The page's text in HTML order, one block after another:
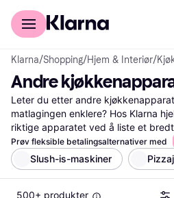
For kunder
Klarna/Shopping/Hjem & Interiør/
Andre
Leter du etter andre
matlagingen enklere? Hos Klarna
riktige apparatet ved å liste et
kjøkkenapparater fra kjente
å sortere etter pris, funksjoner eller
gjør det enkelt å finne det beste
behov og ditt budsjett. Du kan
andre brukere for å få en bedre
Prøv fleksible betalingsalternativer med
Slush-is-maskiner
500+ produkter